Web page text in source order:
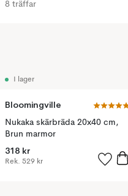
8 träffar
I lager
Bloomingville
Nukaka skärbräda 20x40 cm,
Brun marmor
318 kr
Rek. 529 kr